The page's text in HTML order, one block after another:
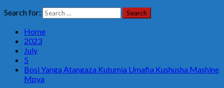
Search for:
Home
2023
July
5
Bosi Yanga Atangaza Kutumia Umafia Kushusha Mashine
Mpya